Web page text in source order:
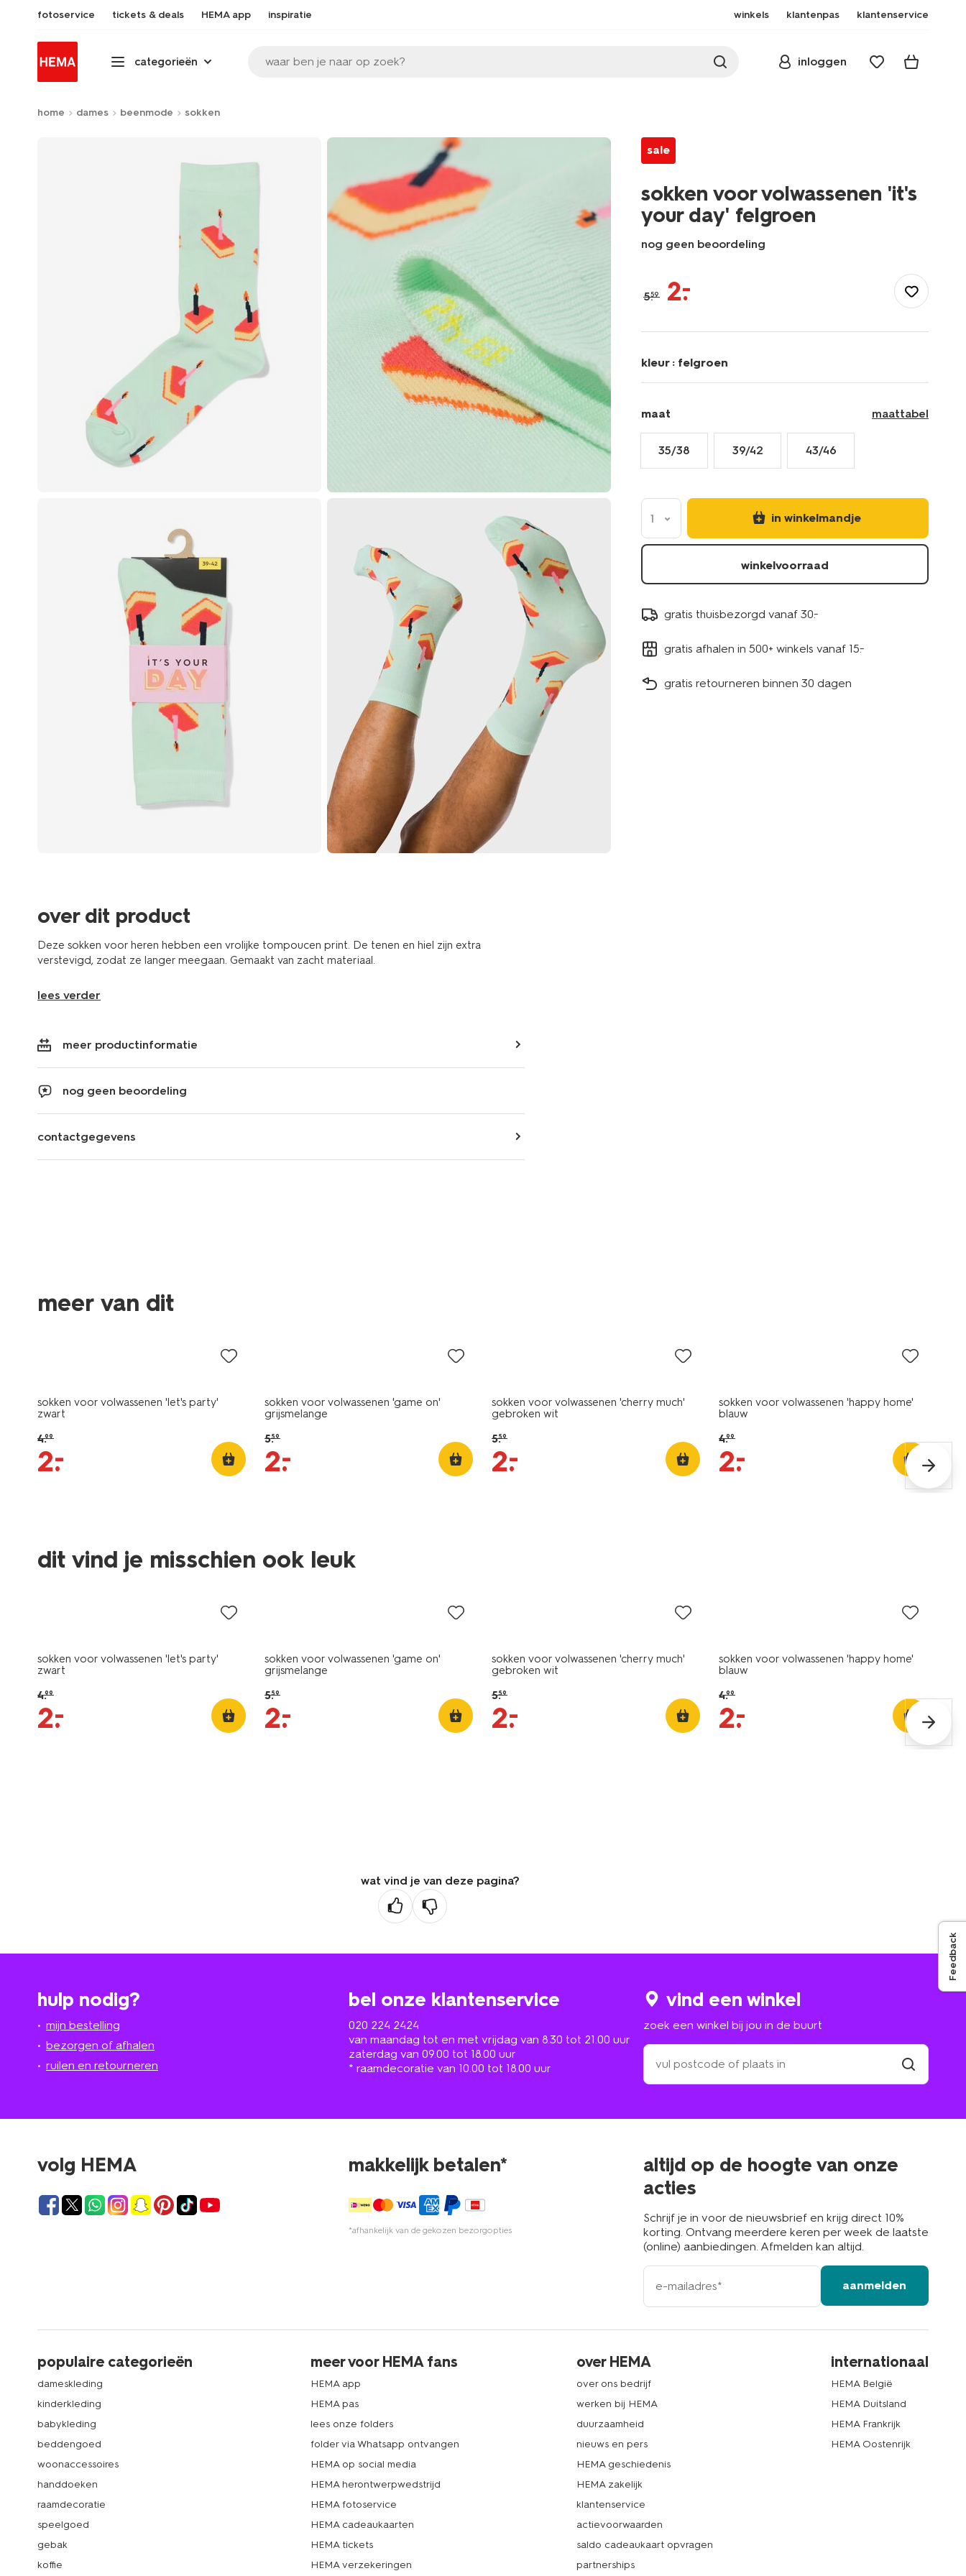
fotoservice tickets & deals HEMA app inspiratie winkels klantenpas klantenservice
categorieën waar ben je naar op zoek? inloggen
home dames beenmode sokken
over dit product
Deze sokken voor heren hebben een vrolijke tompoucen print. De tenen en hiel zijn extra
verstevigd, zodat ze langer meegaan. Gemaakt van zacht materiaal.
lees verder
meer productinformatie
nog geen beoordeling
contactgegevens
sale
sokken voor volwassenen 'it's
your day' felgroen
nog geen beoordeling
volwassenen-
4100330BRIGHTGREEN.html
5.59 2.
–
kleur : felgroen
maat maattabel
35/38 39/42 43/46
1 in winkelmandje
winkelvoorraad
gratis thuisbezorgd vanaf 30.-
gratis afhalen in 500+ winkels vanaf 15.-
gratis retourneren binnen 30 dagen
meer van dit
sokken voor volwassenen 'let's party'
zwart
4.99
2.
–
sokken voor volwassenen 'game on'
grijsmelange
5.59
2.
–
sokken voor volwassenen 'cherry much'
gebroken wit
5.59
2.
–
sokken voor volwassenen 'happy home'
blauw
4.99
2.
–
dit vind je misschien ook leuk
sokken voor volwassenen 'let's party'
zwart
4.99
2.
–
sokken voor volwassenen 'game on'
grijsmelange
5.59
2.
–
sokken voor volwassenen 'cherry much'
gebroken wit
5.59
2.
–
sokken voor volwassenen 'happy home'
blauw
4.99
2.
–
wat vind je van deze pagina?
hulp nodig?
mijn bestelling
bezorgen of afhalen
ruilen en retourneren
bel onze klantenservice
020 224 2424
van maandag tot en met vrijdag van 8.30 tot 21.00 uur
zaterdag van 09.00 tot 18.00 uur
* raamdecoratie van 10.00 tot 18.00 uur
vind een winkel
zoek een winkel bij jou in de buurt
zoek
een
winkel
in
volg HEMA makkelijk betalen*
*afhankelijk van de gekozen bezorgopties
altijd op de hoogte van onze
acties
Schrijf je in voor de nieuwsbrief en krijg direct 10%
korting. Ontvang meerdere keren per week de laatste
(online) aanbiedingen. Afmelden kan altijd.
e-
mailadres
aanmelden
populaire categorieën
dameskleding
kinderkleding
babykleding
beddengoed
woonaccessoires
handdoeken
raamdecoratie
speelgoed
gebak
koffie
meer voor HEMA fans
HEMA app
HEMA pas
lees onze folders
folder via Whatsapp ontvangen
HEMA op social media
HEMA herontwerpwedstrijd
HEMA fotoservice
HEMA cadeaukaarten
HEMA tickets
HEMA verzekeringen
over HEMA
over ons bedrijf
werken bij HEMA
duurzaamheid
nieuws en pers
HEMA geschiedenis
HEMA zakelijk
klantenservice
actievoorwaarden
saldo cadeaukaart opvragen
partnerships
internationaal
HEMA België
HEMA Duitsland
HEMA Frankrijk
HEMA Oostenrijk
Feedback